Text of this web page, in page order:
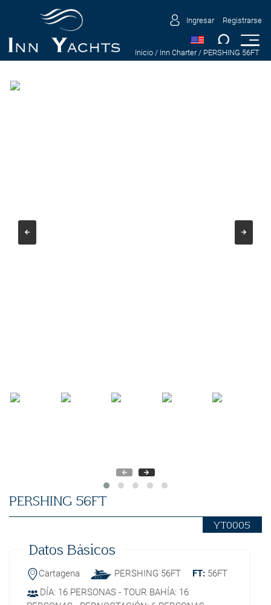
Ingresar Registrarse
Inicio / Inn Charter / PERSHING 56FT
PERSHING 56FT
YT0005
Datos Básicos
Cartagena PERSHING 56FT FT:56FT
DÍA: 16 PERSONAS - TOUR BAHÍA: 16